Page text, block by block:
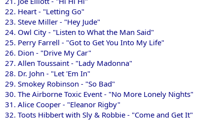
22. Heart - "Letting Go"
23. Steve Miller - "Hey Jude"
24. Owl City - "Listen to What the Man Said"
25. Perry Farrell - "Got to Get You Into My Life"
26. Dion - "Drive My Car"
27. Allen Toussaint - "Lady Madonna"
28. Dr. John - "Let 'Em In"
29. Smokey Robinson - "So Bad"
30. The Airborne Toxic Event - "No More Lonely Nights"
31. Alice Cooper - "Eleanor Rigby"
32. Toots Hibbert with Sly & Robbie - "Come and Get It"